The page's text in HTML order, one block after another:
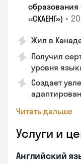
образования
«СКАЕНГ») •
Жил в
Получил
уровня
Создает
Читать дальше
Услуги и
Английский